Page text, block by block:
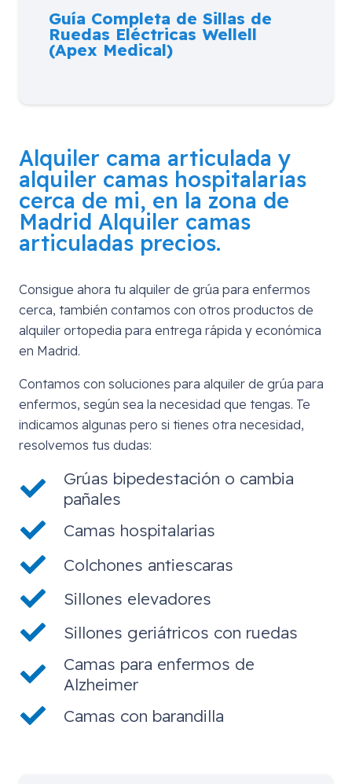
Guía Completa de Sillas de
Ruedas Eléctricas Wellell
(Apex Medical)
Alquiler cama articulada y
alquiler camas hospitalarias
cerca de mi, en la zona de
Madrid Alquiler camas
articuladas precios.
Consigue ahora tu alquiler de grúa para enfermos
cerca, también contamos con otros productos de
alquiler ortopedia para entrega rápida y económica
en Madrid.
Contamos con soluciones para alquiler de grúa para
enfermos, según sea la necesidad que tengas. Te
indicamos algunas pero si tienes otra necesidad,
resolvemos tus dudas:
Grúas bipedestación o cambia
pañales
Camas hospitalarias
Colchones antiescaras
Sillones elevadores
Sillones geriátricos con ruedas
Camas para enfermos de
Alzheimer
Camas con barandilla